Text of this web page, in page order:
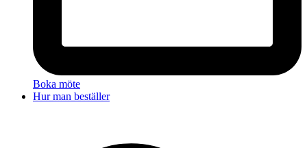
Boka möte
Hur man beställer